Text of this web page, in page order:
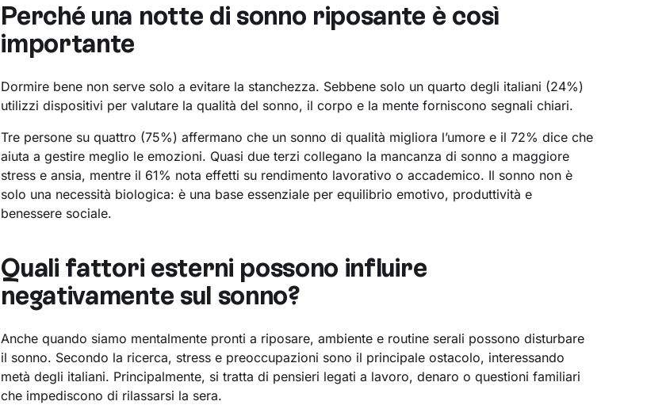
Perché una notte di sonno riposante è così
importante
Dormire bene non serve solo a evitare la stanchezza. Sebbene solo un quarto degli italiani (24%)
utilizzi dispositivi per valutare la qualità del sonno, il corpo e la mente forniscono segnali chiari.
Tre persone su quattro (75%) affermano che un sonno di qualità migliora l’umore e il 72% dice che
aiuta a gestire meglio le emozioni. Quasi due terzi collegano la mancanza di sonno a maggiore
stress e ansia, mentre il 61% nota effetti su rendimento lavorativo o accademico. Il sonno non è
solo una necessità biologica: è una base essenziale per equilibrio emotivo, produttività e
benessere sociale.
Quali fattori esterni possono influire
negativamente sul sonno?
Anche quando siamo mentalmente pronti a riposare, ambiente e routine serali possono disturbare
il sonno. Secondo la ricerca, stress e preoccupazioni sono il principale ostacolo, interessando
metà degli italiani. Principalmente, si tratta di pensieri legati a lavoro, denaro o questioni familiari
che impediscono di rilassarsi la sera.